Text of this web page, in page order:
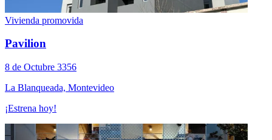
Vivienda promovida
Pavilion
8 de Octubre 3356
La Blanqueada, Montevideo
¡Estrena hoy!